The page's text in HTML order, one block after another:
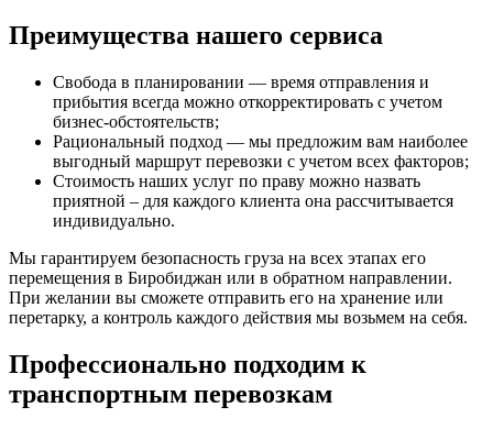
Преимущества нашего сервиса
Свобода в планировании — время отправления и
прибытия всегда можно откорректировать с учетом
бизнес-обстоятельств;
Рациональный подход — мы предложим вам наиболее
выгодный маршрут перевозки с учетом всех факторов;
Стоимость наших услуг по праву можно назвать
приятной – для каждого клиента она рассчитывается
индивидуально.
Мы гарантируем безопасность груза на всех этапах его
перемещения в Биробиджан или в обратном направлении.
При желании вы сможете отправить его на хранение или
перетарку, а контроль каждого действия мы возьмем на себя.
Профессионально подходим к
транспортным перевозкам